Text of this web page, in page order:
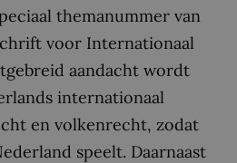
themanummer van
voor Internationaal
aandacht wordt
internationaal
en volkenrecht, zodat
speelt. Daarnaast